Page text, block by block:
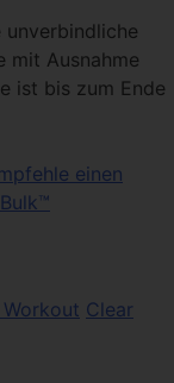
mit Ausnahme
ist bis zum Ende
einen
Workout Clear